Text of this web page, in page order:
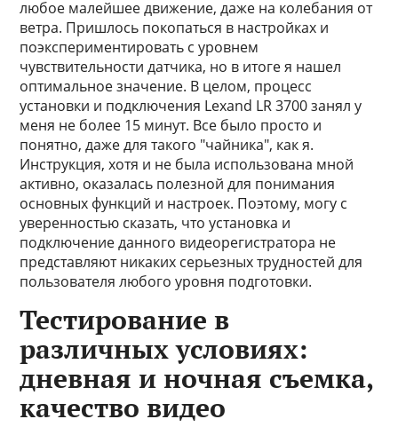
любое малейшее движение, даже на колебания от
ветра. Пришлось покопаться в настройках и
поэкспериментировать с уровнем
чувствительности датчика, но в итоге я нашел
оптимальное значение. В целом, процесс
установки и подключения Lexand LR 3700 занял у
меня не более 15 минут. Все было просто и
понятно, даже для такого "чайника", как я.
Инструкция, хотя и не была использована мной
активно, оказалась полезной для понимания
основных функций и настроек. Поэтому, могу с
уверенностью сказать, что установка и
подключение данного видеорегистратора не
представляют никаких серьезных трудностей для
пользователя любого уровня подготовки.
Тестирование в
различных условиях:
дневная и ночная съемка,
качество видео